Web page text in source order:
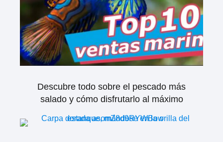
Descubre todo sobre el pescado más
salado y cómo disfrutarlo al máximo